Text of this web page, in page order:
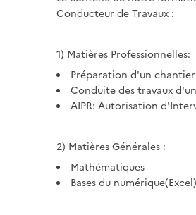
Conducteur de Travaux :
1) Matières Professionnelles:
Préparation d'un
Conduite des travaux
AIPR: Autorisation
2) Matières Générales :
Mathématiques
Bases du numérique(Excel)